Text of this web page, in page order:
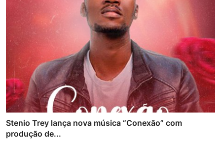
Stenio Trey lança nova música “Conexão” com
produção de...